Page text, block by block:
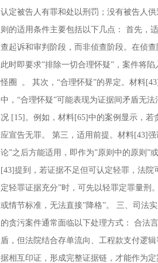
认定被告人有罪和处以刑罚；没有被告人
则的适用条件主要包括以下几点： 首先，
查起诉和审判阶段，而非侦查阶段。在侦
此时即要求”排除一切合理怀疑”，案件将
怪圈 。 其次，“合理怀疑”的界定。材料
中，“合理怀疑”可能表现为证据间矛盾无
况 [15]。例如，材料[65]中的案例显示，
应宣告无罪。 第三，适用前提。材料[43]
论”之后方能适用，即作为”原则中的原则”
[43]提到，若证据不足但可认定轻罪，法
定轻罪证据充分”时，可先以轻罪定罪量刑
或情节标准，无法直接”降格”。 三、司法
的贪污案件通常面临以下处理方式： 合法
盾，但法院结合存单流向、工程款支付逻
据相互印证，形成完整证据链，才能作为